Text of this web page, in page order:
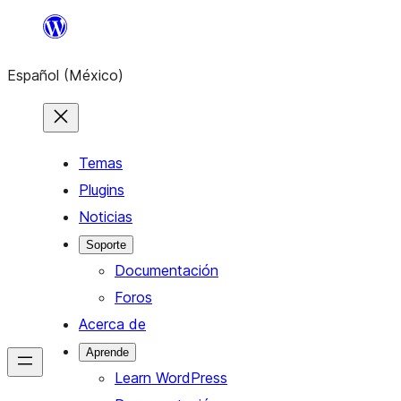
Saltar
contenido
Español (México)
Temas
Plugins
Noticias
Soporte
Documentación
Foros
Acerca de
Aprende
Learn WordPress